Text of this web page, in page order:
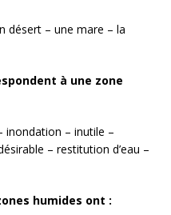
désert – une mare – la
à une zone
inondation – inutile –
– restitution d’eau –
humides ont :